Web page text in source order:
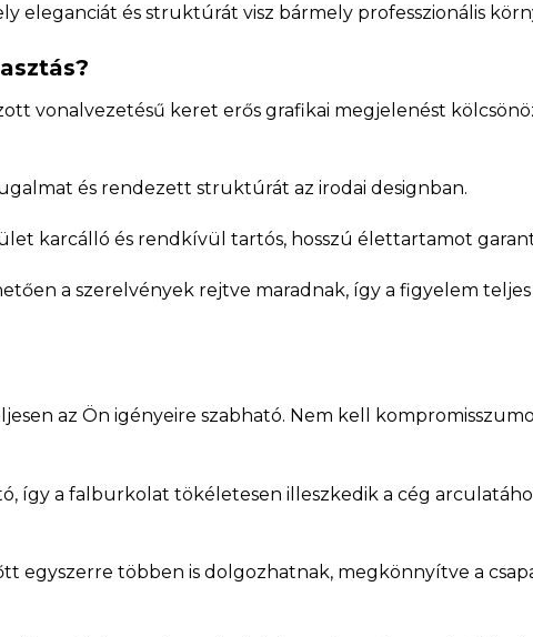
eleganciát és struktúrát visz bármely professzionális
vonalvezetésű keret erős grafikai megjelenést
és rendezett struktúrát az irodai designban.
karcálló és rendkívül tartós, hosszú élettartamot
a szerelvények rejtve maradnak, így a figyelem
az Ön igényeire szabható. Nem kell
így a falburkolat tökéletesen illeszkedik a cég
egyszerre többen is dolgozhatnak, megkönnyítve a